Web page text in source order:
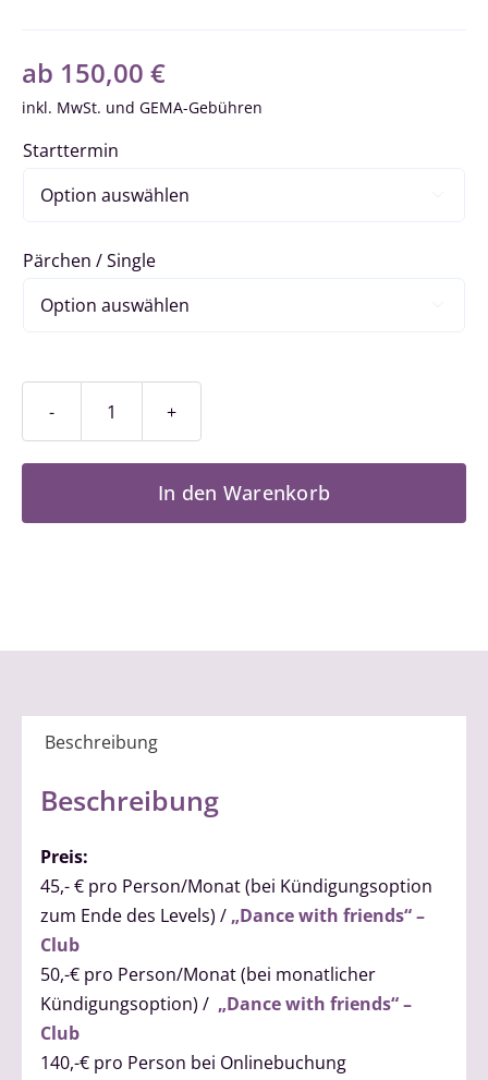
ab 150,00 €
inkl. MwSt.
Starttermin
Pärchen / Single
Fortschrittkurs
In den Warenkorb
Beschreibung
Beschreibung
Preis:
45,- € pro Person/Monat (bei Kündigungsoption
zum Ende des Levels) / „Dance with friends“ –
Club
50,-€ pro Person/Monat (bei monatlicher
Kündigungsoption) / „Dance with friends“ –
Club
140,-€ pro Person bei Onlinebuchung